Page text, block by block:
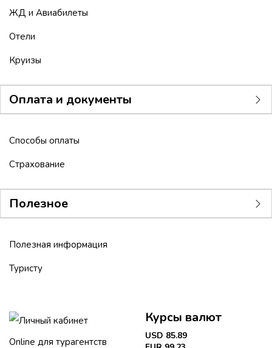
ЖД и Авиабилеты
Отели
Круизы
Оплата и документы
Способы оплаты
Страхование
Полезное
Полезная информация
Туристу
Личный кабинет
Online для турагентств
Курсы валют
USD 85.89